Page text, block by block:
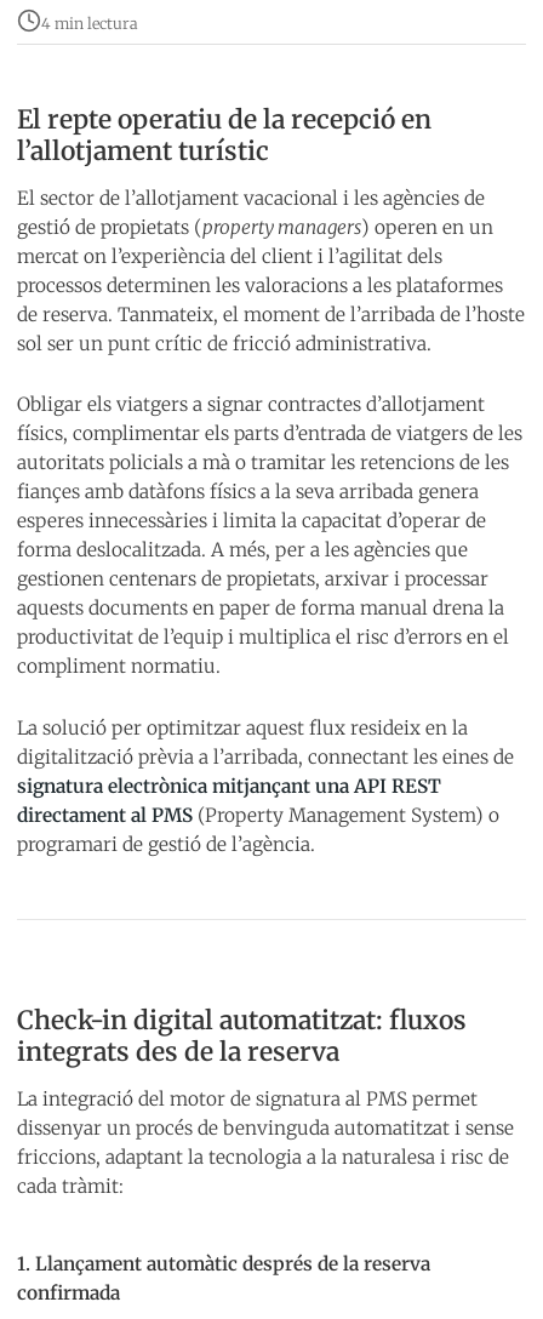
4 min lectura
El repte operatiu de la recepció en
l’allotjament turístic
El sector de l’allotjament vacacional i les agències de
gestió de propietats (property managers) operen en un
mercat on l’experiència del client i l’agilitat dels
processos determinen les valoracions a les plataformes
de reserva. Tanmateix, el moment de l’arribada de l’hoste
sol ser un punt crític de fricció administrativa.
Obligar els viatgers a signar contractes d’allotjament
físics, complimentar els parts d’entrada de viatgers de les
autoritats policials a mà o tramitar les retencions de les
fiançes amb datàfons físics a la seva arribada genera
esperes innecessàries i limita la capacitat d’operar de
forma deslocalitzada. A més, per a les agències que
gestionen centenars de propietats, arxivar i processar
aquests documents en paper de forma manual drena la
productivitat de l’equip i multiplica el risc d’errors en el
compliment normatiu.
La solució per optimitzar aquest flux resideix en la
digitalització prèvia a l’arribada, connectant les eines de
signatura electrònica mitjançant una API REST
directament al PMS (Property Management System) o
programari de gestió de l’agència.
Check-in digital automatitzat: fluxos
integrats des de la reserva
La integració del motor de signatura al PMS permet
dissenyar un procés de benvinguda automatitzat i sense
friccions, adaptant la tecnologia a la naturalesa i risc de
cada tràmit:
1. Llançament automàtic després de la reserva
confirmada